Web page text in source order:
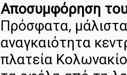
Αποσυμφόρηση
Πρόσφατα,
αναγκαιότητα
πλατεία